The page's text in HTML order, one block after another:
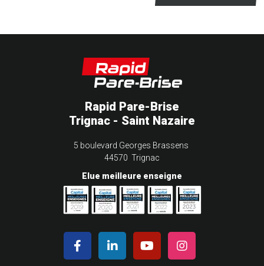
Rapid Pare-Brise
Trignac - Saint Nazaire
5 boulevard Georges Brassens
44570 Trignac
Elue meilleure enseigne